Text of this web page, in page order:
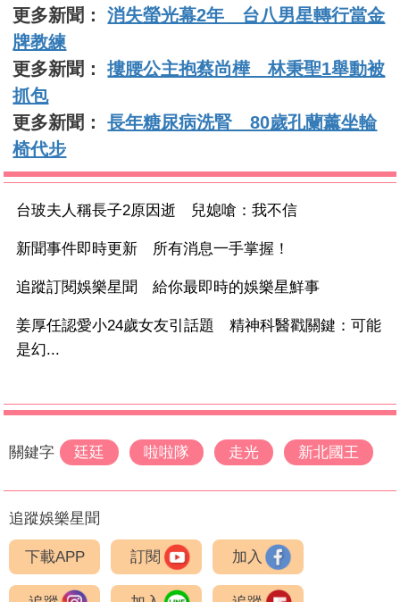
更多新聞：消失螢光幕2年 台八男星轉行當金
牌教練
更多新聞：摟腰公主抱蔡尚樺 林秉聖1舉動被
抓包
更多新聞：長年糖尿病洗腎 80歲孔蘭薰坐輪
椅代步
台玻夫人稱長子2原因逝 兒媳嗆：我不信
新聞事件即時更新 所有消息一手掌握！
追蹤訂閱娛樂星聞 給你最即時的娛樂星鮮事
姜厚任認愛小24歲女友引話題 精神科醫戳關鍵：可能
是幻...
關鍵字 廷廷 啦啦隊 走光 新北國王
追蹤娛樂星聞
下載APP 訂閱 加入